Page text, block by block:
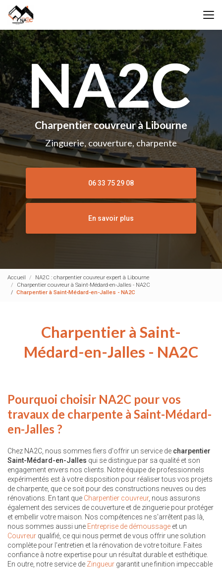
contenu
principal
Charpentier couvreur à Libourne
Zinguerie, couverture, charpente
06 33 75 29 08
En savoir plus
Accueil
NA2C : charpentier couvreur expert à Libourne
Charpentier couvreur à Saint-Médard-en-Jalles - NA2C
Charpentier à Saint-Médard-en-Jalles - NA2C
Charpentier à Saint-
Médard-en-Jalles - NA2C
Pourquoi choisir NA2C pour vos
travaux de charpente à Saint-Médard-
en-Jalles ?
Chez NA2C, nous sommes fiers d'offrir un service de charpentier
Saint-Médard-en-Jalles qui se distingue par sa qualité et son
engagement envers nos clients. Notre équipe de professionnels
expérimentés est à votre disposition pour réaliser tous vos projets
de charpente, que ce soit pour des constructions neuves ou des
rénovations. En tant que Charpentier couvreur, nous assurons
également des services de couverture et de zinguerie pour protéger
et embellir votre maison. Nos compétences ne s'arrêtent pas là,
nous sommes aussi une Entreprise de démoussage et un
Couvreur qualifié, ce qui nous permet de vous offrir une solution
complète pour l'entretien et la rénovation de votre toiture. Faites
confiance à notre expertise pour un résultat durable et esthétique.
En outre, notre service de Zingueur garantit une finition impeccable